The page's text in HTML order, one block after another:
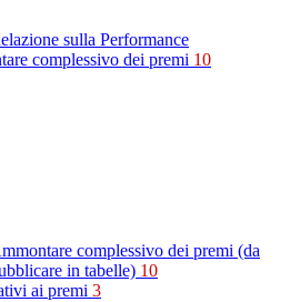
sulla Performance
complessivo dei premi 10
complessivo dei premi (da
in tabelle) 10
ai premi 3